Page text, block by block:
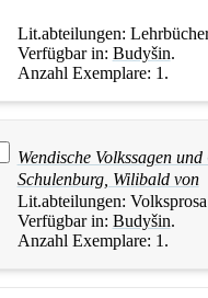
Lit.abteilungen:
Verfügbar in: Budyšin.
Anzahl Exemplare: 1.
Wendische Volkssagen
Schulenburg, Wilibald von
Lit.abteilungen:
Verfügbar in: Budyšin.
Anzahl Exemplare: 1.